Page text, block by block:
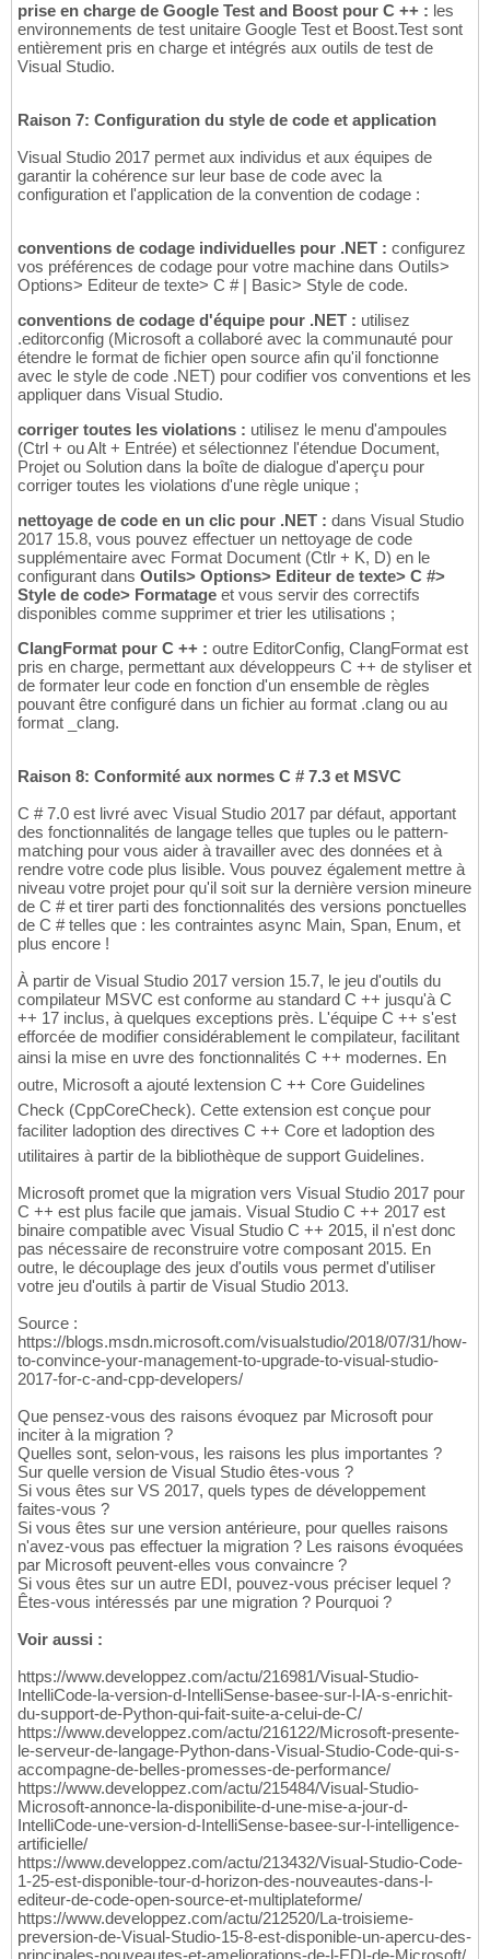
prise en charge de Google Test and Boost pour C ++ : les
environnements de test unitaire Google Test et Boost.Test sont
entièrement pris en charge et intégrés aux outils de test de
Visual Studio.
Raison 7: Configuration du style de code et application
Visual Studio 2017 permet aux individus et aux équipes de
garantir la cohérence sur leur base de code avec la
configuration et l'application de la convention de codage :
conventions de codage individuelles pour .NET : configurez
vos préférences de codage pour votre machine dans Outils>
Options> Editeur de texte> C # | Basic> Style de code.
conventions de codage d'équipe pour .NET : utilisez
.editorconfig (Microsoft a collaboré avec la communauté pour
étendre le format de fichier open source afin qu'il fonctionne
avec le style de code .NET) pour codifier vos conventions et les
appliquer dans Visual Studio.
corriger toutes les violations : utilisez le menu d'ampoules
(Ctrl + ou Alt + Entrée) et sélectionnez l'étendue Document,
Projet ou Solution dans la boîte de dialogue d'aperçu pour
corriger toutes les violations d'une règle unique ;
nettoyage de code en un clic pour .NET : dans Visual Studio
2017 15.8, vous pouvez effectuer un nettoyage de code
supplémentaire avec Format Document (Ctlr + K, D) en le
configurant dans Outils> Options> Editeur de texte> C #>
Style de code> Formatage et vous servir des correctifs
disponibles comme supprimer et trier les utilisations ;
ClangFormat pour C ++ : outre EditorConfig, ClangFormat est
pris en charge, permettant aux développeurs C ++ de styliser et
de formater leur code en fonction d'un ensemble de règles
pouvant être configuré dans un fichier au format .clang ou au
format _clang.
Raison 8: Conformité aux normes C # 7.3 et MSVC
C # 7.0 est livré avec Visual Studio 2017 par défaut, apportant
des fonctionnalités de langage telles que tuples ou le pattern-
matching pour vous aider à travailler avec des données et à
rendre votre code plus lisible. Vous pouvez également mettre à
niveau votre projet pour qu'il soit sur la dernière version mineure
de C # et tirer parti des fonctionnalités des versions ponctuelles
de C # telles que : les contraintes async Main, Span, Enum, et
plus encore !
À partir de Visual Studio 2017 version 15.7, le jeu d'outils du
compilateur MSVC est conforme au standard C ++ jusqu'à C
++ 17 inclus, à quelques exceptions près. L'équipe C ++ s'est
efforcée de modifier considérablement le compilateur, facilitant
ainsi la mise en uvre des fonctionnalités C ++ modernes. En
outre, Microsoft a ajouté lextension C ++ Core Guidelines
Check (CppCoreCheck). Cette extension est conçue pour
faciliter ladoption des directives C ++ Core et ladoption des
utilitaires à partir de la bibliothèque de support Guidelines.
Microsoft promet que la migration vers Visual Studio 2017 pour
C ++ est plus facile que jamais. Visual Studio C ++ 2017 est
binaire compatible avec Visual Studio C ++ 2015, il n'est donc
pas nécessaire de reconstruire votre composant 2015. En
outre, le découplage des jeux d'outils vous permet d'utiliser
votre jeu d'outils à partir de Visual Studio 2013.
Source :
https://blogs.msdn.microsoft.com/visualstudio/2018/07/31/how-
to-convince-your-management-to-upgrade-to-visual-studio-
2017-for-c-and-cpp-developers/
Que pensez-vous des raisons évoquez par Microsoft pour
inciter à la migration ?
Quelles sont, selon-vous, les raisons les plus importantes ?
Sur quelle version de Visual Studio êtes-vous ?
Si vous êtes sur VS 2017, quels types de développement
faites-vous ?
Si vous êtes sur une version antérieure, pour quelles raisons
n'avez-vous pas effectuer la migration ? Les raisons évoquées
par Microsoft peuvent-elles vous convaincre ?
Si vous êtes sur un autre EDI, pouvez-vous préciser lequel ?
Êtes-vous intéressés par une migration ? Pourquoi ?
Voir aussi :
https://www.developpez.com/actu/216981/Visual-Studio-
IntelliCode-la-version-d-IntelliSense-basee-sur-l-IA-s-enrichit-
du-support-de-Python-qui-fait-suite-a-celui-de-C/
https://www.developpez.com/actu/216122/Microsoft-presente-
le-serveur-de-langage-Python-dans-Visual-Studio-Code-qui-s-
accompagne-de-belles-promesses-de-performance/
https://www.developpez.com/actu/215484/Visual-Studio-
Microsoft-annonce-la-disponibilite-d-une-mise-a-jour-d-
IntelliCode-une-version-d-IntelliSense-basee-sur-l-intelligence-
artificielle/
https://www.developpez.com/actu/213432/Visual-Studio-Code-
1-25-est-disponible-tour-d-horizon-des-nouveautes-dans-l-
editeur-de-code-open-source-et-multiplateforme/
https://www.developpez.com/actu/212520/La-troisieme-
preversion-de-Visual-Studio-15-8-est-disponible-un-apercu-des-